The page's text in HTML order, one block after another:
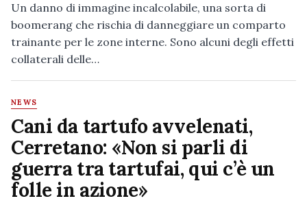
Un danno di immagine incalcolabile, una sorta di
boomerang che rischia di danneggiare un comparto
trainante per le zone interne. Sono alcuni degli effetti
collaterali delle…
NEWS
Cani da tartufo avvelenati,
Cerretano: «Non si parli di
guerra tra tartufai, qui c’è un
folle in azione»